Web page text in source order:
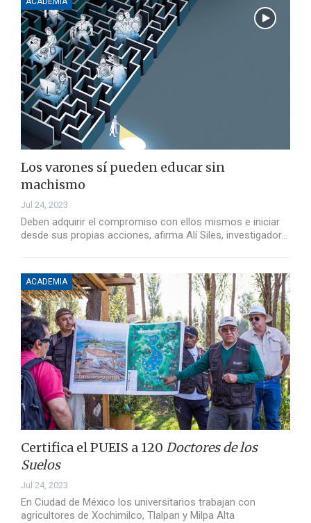
Los varones sí pueden educar sin
machismo
Jul 24, 2023
Deben adquirir el compromiso con ellos mismos e iniciar
desde sus propias acciones, afirma Alí Siles, investigador…
ACADEMIA
Certifica el PUEIS a 120 Doctores de los
Suelos
Jul 24, 2023
En Ciudad de México los universitarios trabajan con
agricultores de Xochimilco, Tlalpan y Milpa Alta